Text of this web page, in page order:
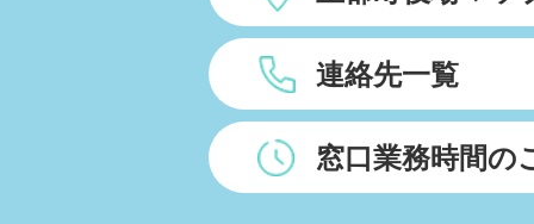
連絡先一覧
窓口業務時間の